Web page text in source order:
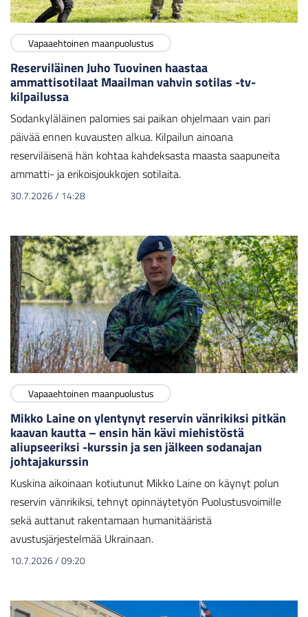
Vapaaehtoinen maanpuolustus
Reserviläinen Juho Tuovinen haastaa
ammattisotilaat Maailman vahvin sotilas -tv-
kilpailussa
Sodankyläläinen palomies sai paikan ohjelmaan vain pari
päivää ennen kuvausten alkua. Kilpailun ainoana
reserviläisenä hän kohtaa kahdeksasta maasta saapuneita
ammatti- ja erikoisjoukkojen sotilaita.
30.7.2026/ 14:28
Vapaaehtoinen maanpuolustus
Mikko Laine on ylentynyt reservin vänrikiksi pitkän
kaavan kautta – ensin hän kävi miehistöstä
aliupseeriksi -kurssin ja sen jälkeen sodanajan
johtajakurssin
Kuskina aikoinaan kotiutunut Mikko Laine on käynyt polun
reservin vänrikiksi, tehnyt opinnäytetyön Puolustusvoimille
sekä auttanut rakentamaan humanitääristä
avustusjärjestelmää Ukrainaan.
10.7.2026/09:20